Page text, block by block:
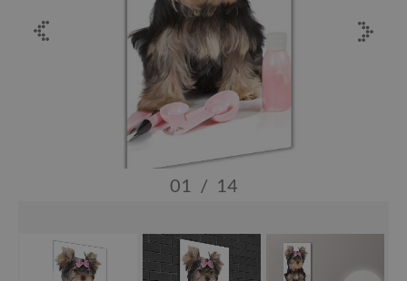
01 / 14